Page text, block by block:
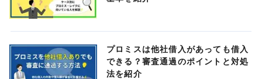
プロミスは他社借入があっても借入
できる？審査通過のポイントと対処
法を紹介